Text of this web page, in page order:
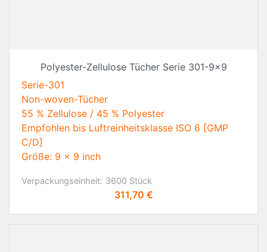
Polyester-Zellulose Tücher Serie 301-9x9
Serie-301
Non-woven-Tücher
55 % Zellulose / 45 % Polyester
Empfohlen bis Luftreinheitsklasse ISO 6 [GMP
C/D]
Größe: 9 x 9 inch
Verpackungseinheit: 3600 Stück
Preis
311,70 €